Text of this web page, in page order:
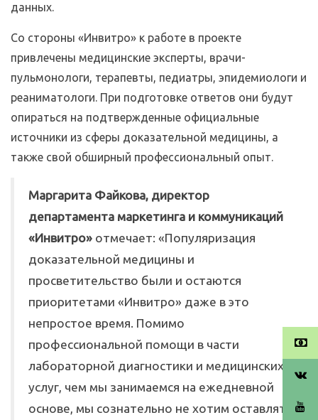
данных.
Со стороны «Инвитро» к работе в проекте
привлечены медицинские эксперты, врачи-
пульмонологи, терапевты, педиатры, эпидемиологи и
реаниматологи. При подготовке ответов они будут
опираться на подтвержденные официальные
источники из сферы доказательной медицины, а
также свой обширный профессиональный опыт.
Маргарита Файкова, директор
департамента маркетинга и коммуникаций
«Инвитро» отмечает: «Популяризация
доказательной медицины и
просветительство были и остаются
приоритетами «Инвитро» даже в это
непростое время. Помимо
профессиональной помощи в части
лабораторной диагностики и медицинских
услуг, чем мы занимаемся на ежедневной
основе, мы сознательно не хотим оставлять